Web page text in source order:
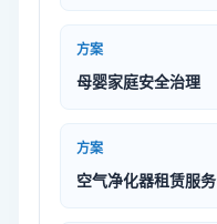
方案
母婴家庭安全治理
方案
空气净化器租赁服务